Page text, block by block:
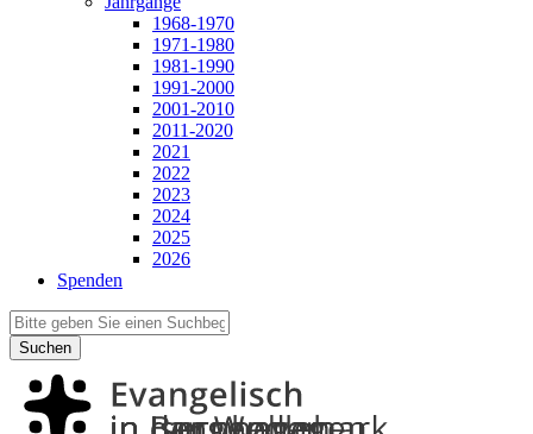
1968-1970
1971-1980
1981-1990
1991-2000
2001-2010
2011-2020
2021
2022
2023
2024
2025
2026
Spenden
Suchen